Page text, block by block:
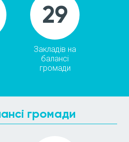
29
Закладів на
балансі
громади
громади